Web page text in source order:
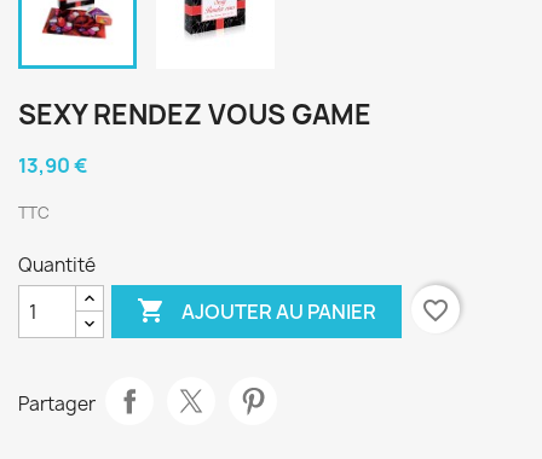
SEXY RENDEZ VOUS GAME
13,90 €
TTC
Quantité
 AJOUTER AU PANIER favorite_border
Partager